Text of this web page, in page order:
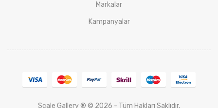
Markalar
Kampanyalar
Scale Gallery ® © 2026 - Tüm Hakları Saklıdır.